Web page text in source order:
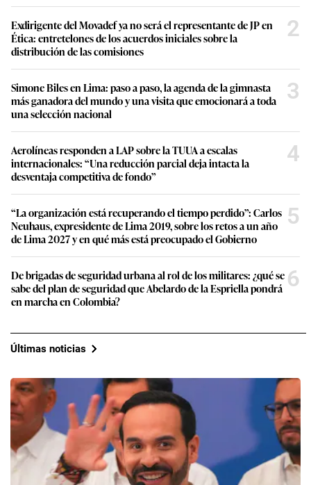
Exdirigente del Movadef ya no será el representante de JP en
Ética: entretelones de los acuerdos iniciales sobre la
distribución de las comisiones
2
Simone Biles en Lima: paso a paso, la agenda de la gimnasta
más ganadora del mundo y una visita que emocionará a toda
una selección nacional
3
Aerolíneas responden a LAP sobre la TUUA a escalas
internacionales: “Una reducción parcial deja intacta la
desventaja competitiva de fondo”
4
“La organización está recuperando el tiempo perdido”: Carlos
Neuhaus, expresidente de Lima 2019, sobre los retos a un año
de Lima 2027 y en qué más está preocupado el Gobierno
5
De brigadas de seguridad urbana al rol de los militares: ¿qué se
sabe del plan de seguridad que Abelardo de la Espriella pondrá
en marcha en Colombia?
6
Últimas noticias